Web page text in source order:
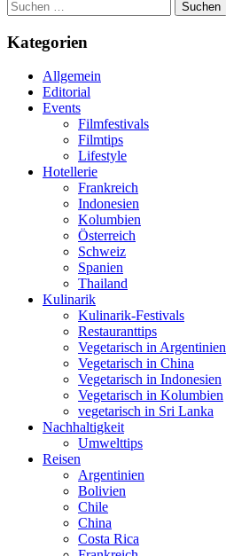
Suchen
nach:
Kategorien
Allgemein
Editorial
Events
Filmfestivals
Filmtips
Lifestyle
Hotellerie
Frankreich
Indonesien
Kolumbien
Österreich
Schweiz
Spanien
Thailand
Kulinarik
Kulinarik-Festivals
Restauranttips
Vegetarisch in Argentinien
Vegetarisch in China
Vegetarisch in Indonesien
Vegetarisch in Kolumbien
vegetarisch in Sri Lanka
Nachhaltigkeit
Umwelttips
Reisen
Argentinien
Bolivien
Chile
China
Costa Rica